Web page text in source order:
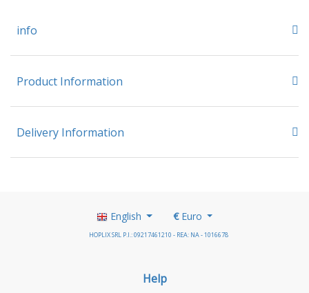
info
Product Information
Delivery Information
English €Euro
HOPLIX SRL P.I.: 09217461210 - REA: NA - 1016678
Help